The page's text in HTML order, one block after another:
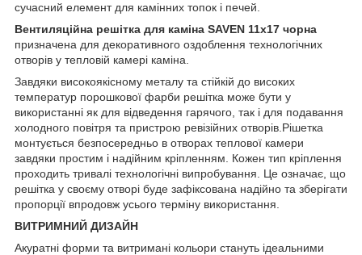
сучасний елемент для камінних топок і печей.
Вентиляційна решітка для каміна SAVEN 11х17 чорна
призначена для декоративного оздоблення технологічних
отворів у тепловій камері каміна.
Завдяки високоякісному металу та стійкій до високих
температур порошкової фарби решітка може бути у
використанні як для відведення гарячого, так і для подавання
холодного повітря та пристрою ревізійних отворів.Рішетка
монтується безпосередньо в отворах теплової камери
завдяки простим і надійним кріпленням. Кожен тип кріплення
проходить тривалі технологічні випробування. Це означає, що
решітка у своєму отворі буде зафіксована надійно та зберігати
пропорції впродовж усього терміну використання.
ВИТРИМНИЙ ДИЗАЙН
Акуратні форми та витримані кольори стануть ідеальними